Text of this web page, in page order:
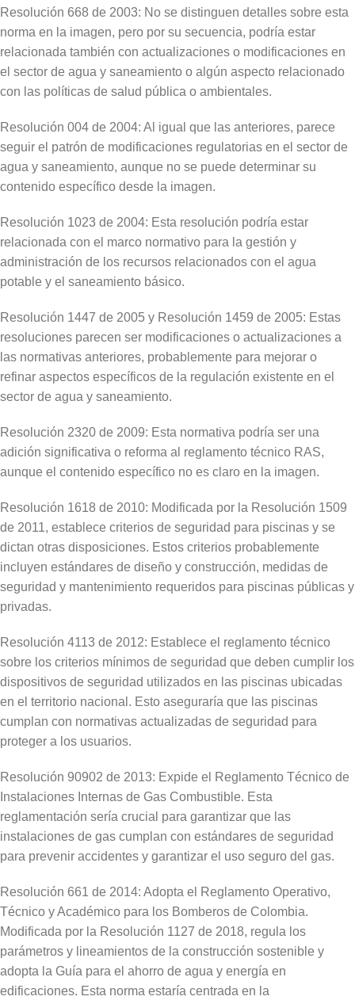
Resolución 668 de 2003: No se distinguen detalles sobre esta
norma en la imagen, pero por su secuencia, podría estar
relacionada también con actualizaciones o modificaciones en
el sector de agua y saneamiento o algún aspecto relacionado
con las políticas de salud pública o ambientales.
Resolución 004 de 2004: Al igual que las anteriores, parece
seguir el patrón de modificaciones regulatorias en el sector de
agua y saneamiento, aunque no se puede determinar su
contenido específico desde la imagen.
Resolución 1023 de 2004: Esta resolución podría estar
relacionada con el marco normativo para la gestión y
administración de los recursos relacionados con el agua
potable y el saneamiento básico.
Resolución 1447 de 2005 y Resolución 1459 de 2005: Estas
resoluciones parecen ser modificaciones o actualizaciones a
las normativas anteriores, probablemente para mejorar o
refinar aspectos específicos de la regulación existente en el
sector de agua y saneamiento.
Resolución 2320 de 2009: Esta normativa podría ser una
adición significativa o reforma al reglamento técnico RAS,
aunque el contenido específico no es claro en la imagen.
Resolución 1618 de 2010: Modificada por la Resolución 1509
de 2011, establece criterios de seguridad para piscinas y se
dictan otras disposiciones. Estos criterios probablemente
incluyen estándares de diseño y construcción, medidas de
seguridad y mantenimiento requeridos para piscinas públicas y
privadas.
Resolución 4113 de 2012: Establece el reglamento técnico
sobre los criterios mínimos de seguridad que deben cumplir los
dispositivos de seguridad utilizados en las piscinas ubicadas
en el territorio nacional. Esto aseguraría que las piscinas
cumplan con normativas actualizadas de seguridad para
proteger a los usuarios.
Resolución 90902 de 2013: Expide el Reglamento Técnico de
Instalaciones Internas de Gas Combustible. Esta
reglamentación sería crucial para garantizar que las
instalaciones de gas cumplan con estándares de seguridad
para prevenir accidentes y garantizar el uso seguro del gas.
Resolución 661 de 2014: Adopta el Reglamento Operativo,
Técnico y Académico para los Bomberos de Colombia.
Modificada por la Resolución 1127 de 2018, regula los
parámetros y lineamientos de la construcción sostenible y
adopta la Guía para el ahorro de agua y energía en
edificaciones. Esta norma estaría centrada en la